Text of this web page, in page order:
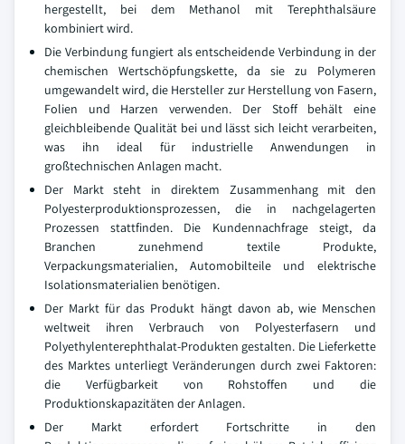
hergestellt, bei dem Methanol mit Terephthalsäure
kombiniert wird.
Die Verbindung fungiert als entscheidende Verbindung in der
chemischen Wertschöpfungskette, da sie zu Polymeren
umgewandelt wird, die Hersteller zur Herstellung von Fasern,
Folien und Harzen verwenden. Der Stoff behält eine
gleichbleibende Qualität bei und lässt sich leicht verarbeiten,
was ihn ideal für industrielle Anwendungen in
großtechnischen Anlagen macht.
Der Markt steht in direktem Zusammenhang mit den
Polyesterproduktionsprozessen, die in nachgelagerten
Prozessen stattfinden. Die Kundennachfrage steigt, da
Branchen zunehmend textile Produkte,
Verpackungsmaterialien, Automobilteile und elektrische
Isolationsmaterialien benötigen.
Der Markt für das Produkt hängt davon ab, wie Menschen
weltweit ihren Verbrauch von Polyesterfasern und
Polyethylenterephthalat-Produkten gestalten. Die Lieferkette
des Marktes unterliegt Veränderungen durch zwei Faktoren:
die Verfügbarkeit von Rohstoffen und die
Produktionskapazitäten der Anlagen.
Der Markt erfordert Fortschritte in den